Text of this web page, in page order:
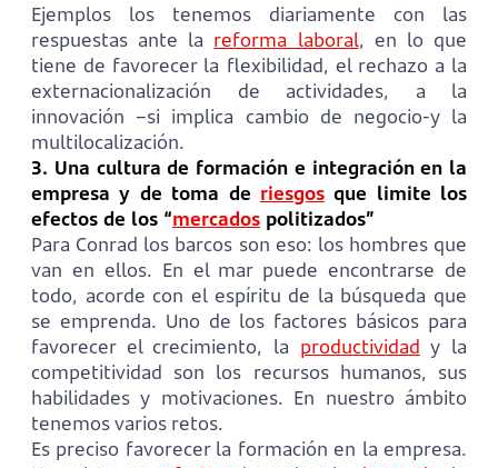
Ejemplos los tenemos diariamente con las
respuestas ante la reforma laboral, en lo que
tiene de favorecer la flexibilidad, el rechazo a la
externacionalización de actividades, a la
innovación –si implica cambio de negocio-y la
multilocalización.
3. Una cultura de formación e integración en la
empresa y de toma de riesgos que limite los
efectos de los “mercados politizados”
Para Conrad los barcos son eso: los hombres que
van en ellos. En el mar puede encontrarse de
todo, acorde con el espíritu de la búsqueda que
se emprenda. Uno de los factores básicos para
favorecer el crecimiento, la productividad y la
competitividad son los recursos humanos, sus
habilidades y motivaciones. En nuestro ámbito
tenemos varios retos.
Es preciso favorecer la formación en la empresa.